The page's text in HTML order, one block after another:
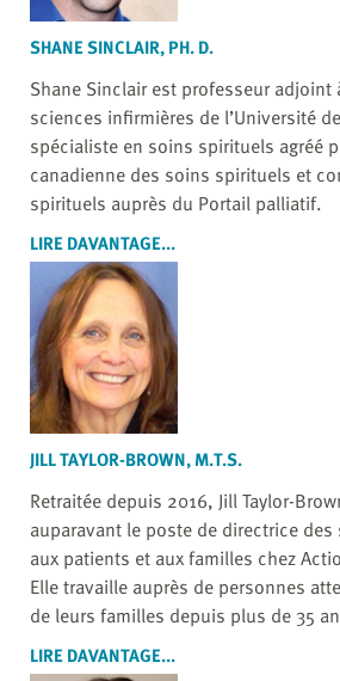
SHANE SINCLAIR, PH. D.
Shane Sinclair est professeur adjoint
sciences infirmières de l’Université
spécialiste en soins spirituels agréé
canadienne des soins spirituels et
spirituels auprès du Portail palliatif.
LIRE DAVANTAGE...
JILL TAYLOR-BROWN, M.T.S.
Retraitée depuis 2016, Jill Taylor-
auparavant le poste de directrice
aux patients et aux familles chez
Elle travaille auprès de personnes
de leurs familles depuis plus de 35
LIRE DAVANTAGE...